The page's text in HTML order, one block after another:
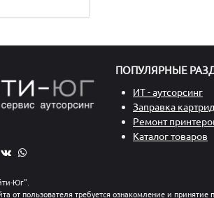
ПОПУЛЯРНЫЕ
ИТ - аутсорсинг
Заправка
Ремонт
Каталог товаров
Юг".
от пользователя требуется ознакомление и принятие